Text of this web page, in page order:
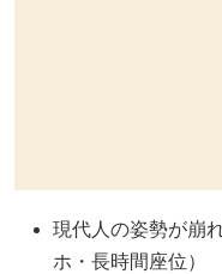
現代人の姿勢が崩
ホ・長時間座位）